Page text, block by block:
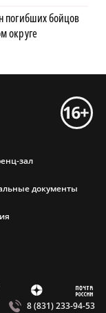
погибших бойцов
округе
зал
документы
Z m
8 (831) 233-94-53